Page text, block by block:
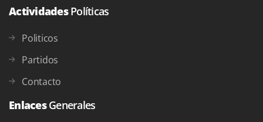
ActividadesPolíticas
Politicos
Partidos
Contacto
EnlacesGenerales